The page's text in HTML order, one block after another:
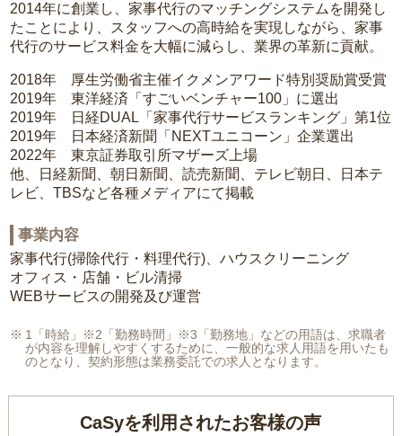
2014年に創業し、家事代行のマッチングシステムを開発し
たことにより、スタッフへの高時給を実現しながら、家事
代行のサービス料金を大幅に減らし、業界の革新に貢献。
2018年 厚生労働省主催イクメンアワード特別奨励賞受賞
2019年 東洋経済「すごいベンチャー100」に選出
2019年 日経DUAL「家事代行サービスランキング」第1位
2019年 日本経済新聞「NEXTユニコーン」企業選出
2022年 東京証券取引所マザーズ上場
他、日経新聞、朝日新聞、読売新聞、テレビ朝日、日本テ
レビ、TBSなど各種メディアにて掲載
事業内容
家事代行(掃除代行・料理代行)、ハウスクリーニング
オフィス・店舗・ビル清掃
WEBサービスの開発及び運営
1「時給」※2「勤務時間」※3「勤務地」などの用語は、求職者
が内容を理解しやすくするために、一般的な求人用語を用いたも
のとなり、契約形態は業務委託での求人となります。
CaSyを利用されたお客様の声